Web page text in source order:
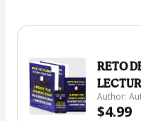
RETO
Author:
$4.99